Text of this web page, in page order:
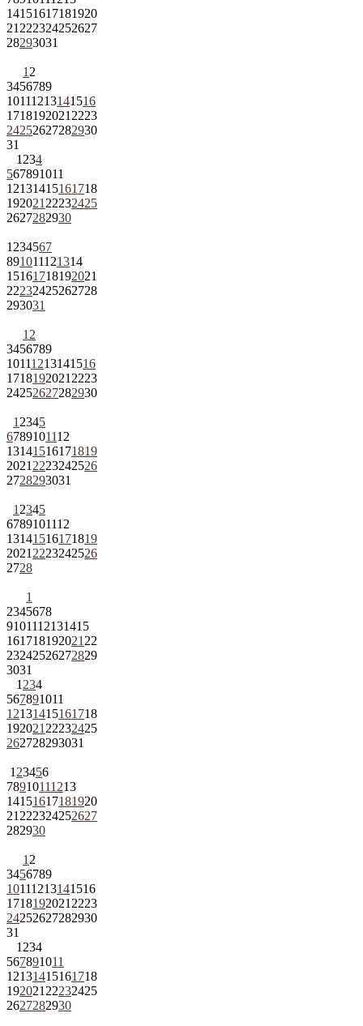
14151617181920
21 222324252627
28293031
1 2
3456789
10111213141516
1718192021 2223
24252627282930
31
1 234
567891011
12131415161718
192021 22232425
2627282930
1 234567
891011121314
15161718192021
22232425262728
293031
1 2
3456789
10111213141516
1718192021 2223
24252627282930
1 2345
6789101112
13141516171819
2021 2223242526
2728293031
1 2345
6789101112
13141516171819
2021 2223242526
2728
1
2345678
9101112131415
161718192021 22
23242526272829
3031
1 234
567891011
12131415161718
192021 22232425
262728293031
1 23456
78910111213
14151617181920
21 222324252627
282930
1 2
3456789
10111213141516
1718192021 2223
24252627282930
31
1 234
567891011
12131415161718
192021 22232425
2627282930